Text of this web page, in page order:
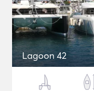
Lagoon 42